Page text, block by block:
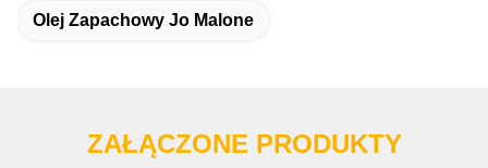
Olej Zapachowy Jo Malone
ZAŁĄCZONE PRODUKTY